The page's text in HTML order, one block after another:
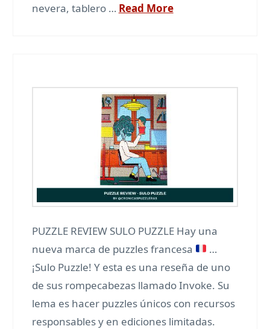
nevera, tablero … Read More
PUZZLE REVIEW SULO PUZZLE Hay una
nueva marca de puzzles francesa
…
¡Sulo Puzzle! Y esta es una reseña de uno
de sus rompecabezas llamado Invoke. Su
lema es hacer puzzles únicos con recursos
responsables y en ediciones limitadas.